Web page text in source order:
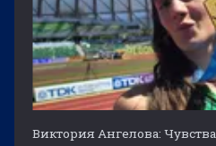
Виктория Ангелова: